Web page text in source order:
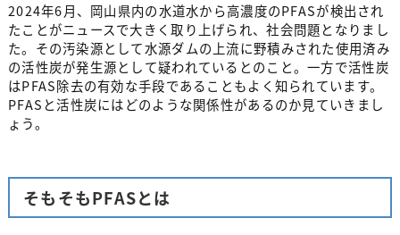
2024年6月、岡山県内の水道水から高濃度のPFASが検出され
たことがニュースで大きく取り上げられ、社会問題となりまし
た。その汚染源として水源ダムの上流に野積みされた使用済み
の活性炭が発生源として疑われているとのこと。一方で活性炭
はPFAS除去の有効な手段であることもよく知られています。
PFASと活性炭にはどのような関係性があるのか見ていきまし
ょう。
そもそもPFASとは